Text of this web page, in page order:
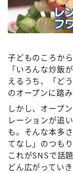
子どものころか
「いろんな炒飯
えるうち、「ど
のオープンに踏
しかし、オープ
レーションが追
も。そんな本多
てなし」のつも
これがSNSで話
どん広がっていき